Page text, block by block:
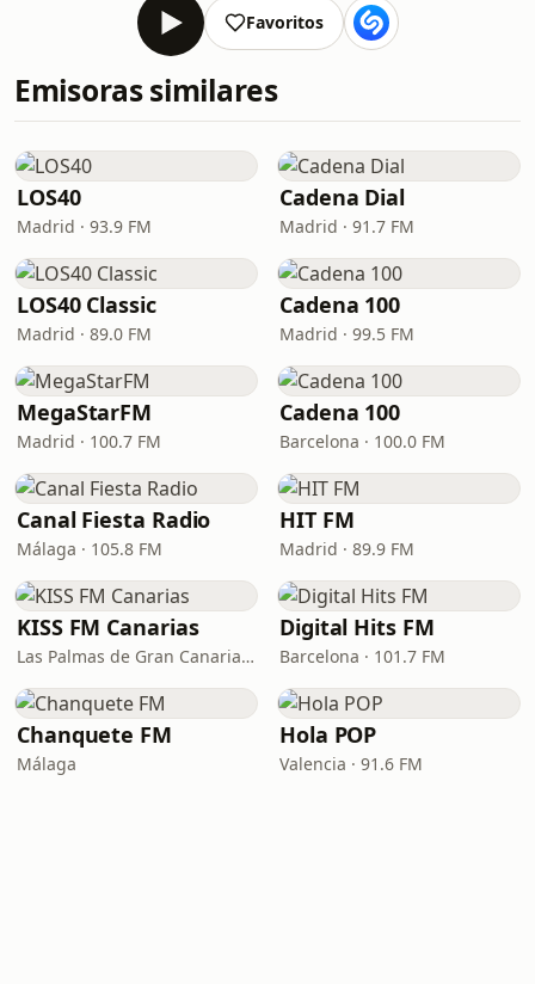
Favoritos
Emisoras similares
LOS40
Madrid · 93.9 FM
Cadena Dial
Madrid · 91.7 FM
LOS40 Classic
Madrid · 89.0 FM
Cadena 100
Madrid · 99.5 FM
MegaStarFM
Madrid · 100.7 FM
Cadena 100
Barcelona · 100.0 FM
Canal Fiesta Radio
Málaga · 105.8 FM
HIT FM
Madrid · 89.9 FM
KISS FM Canarias
Las Palmas de Gran Canaria · 102.4 FM
Digital Hits FM
Barcelona · 101.7 FM
Chanquete FM
Málaga
Hola POP
Valencia · 91.6 FM